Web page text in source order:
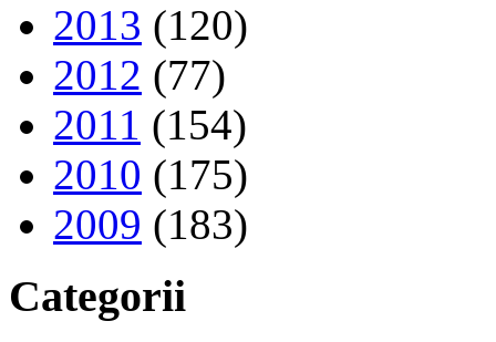
2013 (120)
2012 (77)
2011 (154)
2010 (175)
2009 (183)
Categorii